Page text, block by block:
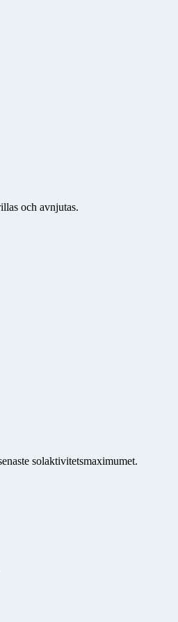
och avnjutas.
solaktivitetsmaximumet.